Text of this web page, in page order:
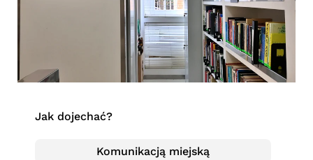
Jak dojechać?
Komunikacją miejską